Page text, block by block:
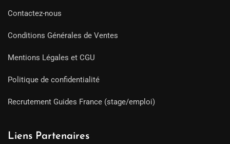
Contactez-nous
Conditions Générales de Ventes
Mentions Légales et CGU
Politique de confidentialité
Recrutement Guides France (stage/emploi)
Liens Partenaires